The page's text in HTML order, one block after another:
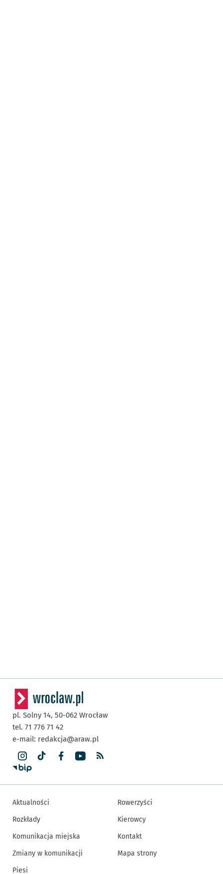
pl. Solny 14, 50-062 Wrocław
tel. 71 776 71 42
e-mail: redakcja@araw.pl
Aktualności
Rozkłady
Komunikacja miejska
Zmiany w komunikacji
Piesi
Rowerzyści
Kierowcy
Kontakt
Mapa strony